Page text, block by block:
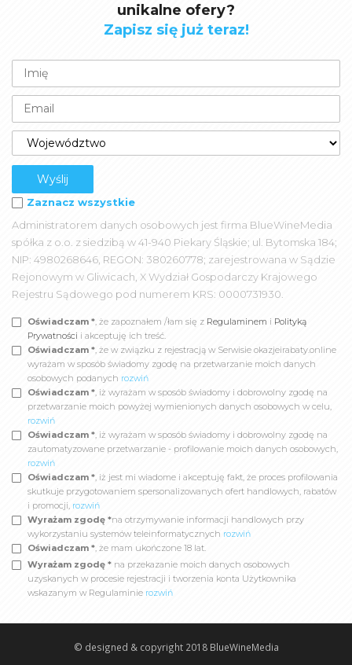
unikalne ofery?
Zapisz się już teraz!
Zaznacz wszystkie
Administratorem danych osobowych jest firma BlueWineMedia
spółka z o.o. z siedzibą w 41-940 Piekary Śląskie; ul. Bytomska 184;
NIP: 4980268646, REGON: 380260778; zarejestrowana w Sądzie
Rejonowym w Gliwicach, X Wydział Gospodarczy Krajowego
Rejestru Sądowego pod numerem KRS: 0000731930.
Oświadczam *, że zapoznałem /łam się z Regulaminem i Polityką
Prywatności i akceptuję ich treść.
Oświadczam *, że w związku z rejestracją w Serwisie okazjeirabaty.online
wyrażam w sposób świadomy zgodę na przetwarzanie moich danych
osobowych podanych rozwiń
Oświadczam *, iż wyrażam w sposób świadomy i dobrowolny zgodę na
przetwarzanie moich powyżej wymienionych danych osobowych w celu,
rozwiń
Oświadczam *, iż wyrażam w sposób świadomy i dobrowolny zgodę na
zautomatyzowane przetwarzanie - profilowanie moich danych osobowych,
rozwiń
Oświadczam *, iż jest mi wiadome i akceptuję fakt, że proces profilowania
skutkuje przygotowaniem spersonalizowanych ofert handlowych, rabatów
i promocji, rozwiń
Wyrażam zgodę *na otrzymywanie informacji handlowych przy
wykorzystaniu systemów teleinformatycznych rozwiń
Oświadczam *, że mam ukończone 18 lat.
Wyrażam zgodę * na przekazanie moich danych osobowych
uzyskanych w procesie rejestracji i tworzenia konta Użytkownika
wskazanym w Regulaminie rozwiń
© designed & copyright 2018 BlueWineMedia